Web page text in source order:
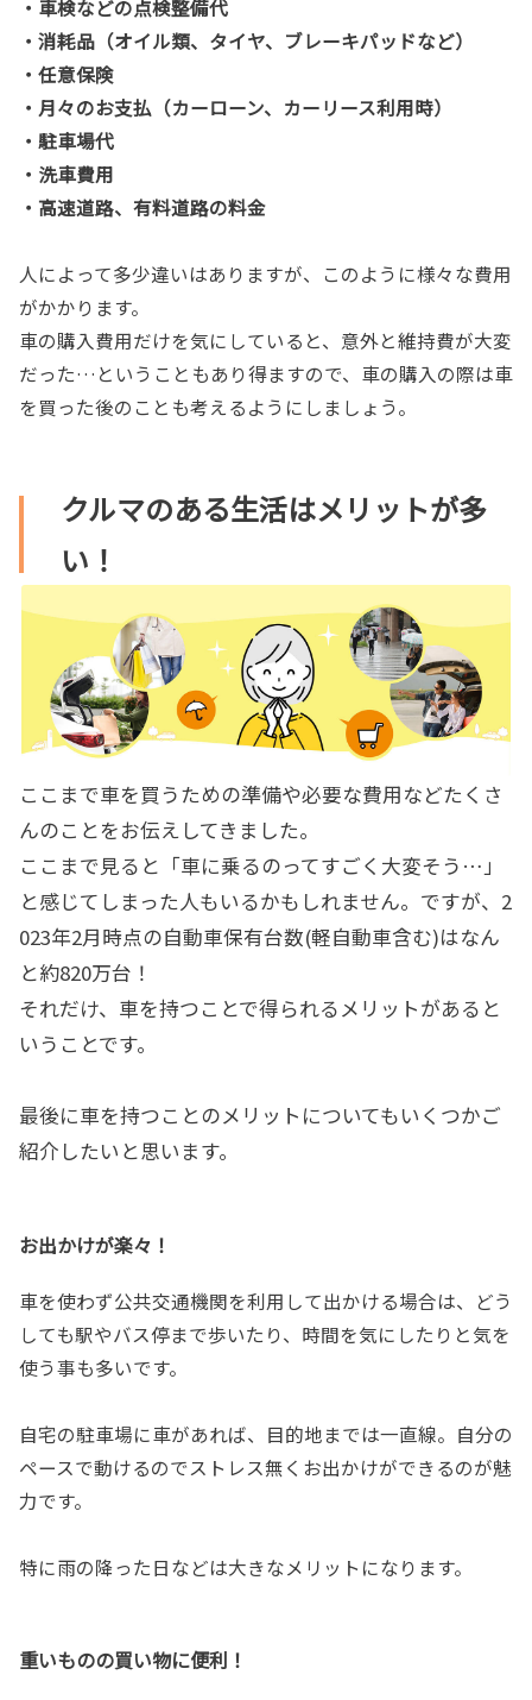
・車検などの点検整備代
・消耗品（オイル類、タイヤ、ブレーキパッドなど）
・任意保険
・月々のお支払（カーローン、カーリース利用時）
・駐車場代
・洗車費用
・高速道路、有料道路の料金
人によって多少違いはありますが、このように様々な費用
がかかります。
車の購入費用だけを気にしていると、意外と維持費が大変
だった…ということもあり得ますので、車の購入の際は車
を買った後のことも考えるようにしましょう。
クルマのある生活はメリットが多
い！
ここまで車を買うための準備や必要な費用などたくさ
んのことをお伝えしてきました。
ここまで見ると「車に乗るのってすごく大変そう…」
と感じてしまった人もいるかもしれません。ですが、2
023年2月時点の自動車保有台数(軽自動車含む)はなん
と約820万台！
それだけ、車を持つことで得られるメリットがあると
いうことです。
最後に車を持つことのメリットについてもいくつかご
紹介したいと思います。
お出かけが楽々！
車を使わず公共交通機関を利用して出かける場合は、どう
しても駅やバス停まで歩いたり、時間を気にしたりと気を
使う事も多いです。
自宅の駐車場に車があれば、目的地までは一直線。自分の
ペースで動けるのでストレス無くお出かけができるのが魅
力です。
特に雨の降った日などは大きなメリットになります。
重いものの買い物に便利！